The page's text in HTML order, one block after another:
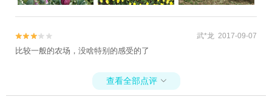

 武*龙 2017-09-07
比较一般的农场，没啥特别的感受的了
查看全部点评 